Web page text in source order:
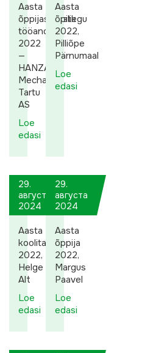
Aasta
õppijasõbralik
tööandja
2022
—
HANZA
Mechanics
Tartu
AS
Loe
edasi
Aasta
õpitegu
2022,
Pilliõpe
Pärnumaal
Loe
edasi
29.
августа
2024
Aasta
koolitaja
2022,
Helge
Alt
Loe
edasi
29.
августа
2024
Aasta
õppija
2022,
Margus
Paavel
Loe
edasi